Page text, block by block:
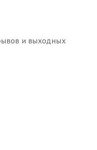
и выходных